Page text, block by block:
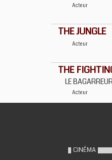
Acteur
THE JUNGLE
Acteur
THE
LE
Acteur
CINÉMA